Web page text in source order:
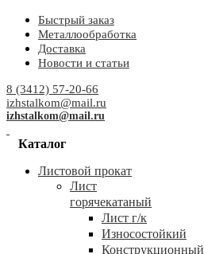
Быстрый заказ
Металлообработка
Доставка
Новости и статьи
8 (3412) 57-20-66
izhstalkom@mail.ru
izhstalkom@mail.ru
Каталог
Листовой прокат
Лист
горячекатаный
Лист г/к
Износостойкий
Конструкционный